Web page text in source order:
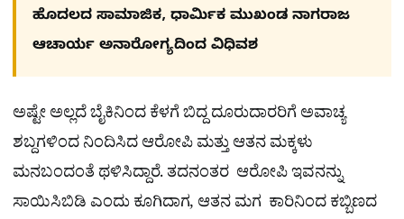
ಹೊದಲದ ಸಾಮಾಜಿಕ, ಧಾರ್ಮಿಕ ಮುಖಂಡ ನಾಗರಾಜ
ಆಚಾರ್ಯ ಅನಾರೋಗ್ಯದಿಂದ ವಿಧಿವಶ
ಅಷ್ಟೇ ಅಲ್ಲದೆ ಬೈಕಿನಿಂದ ಕೆಳಗೆ ಬಿದ್ದ ದೂರುದಾರರಿಗೆ ಅವಾಚ್ಯ
ಶಬ್ದಗಳಿಂದ ನಿಂದಿಸಿದ ಆರೋಪಿ ಮತ್ತು ಆತನ ಮಕ್ಕಳು
ಮನಬಂದಂತೆ ಥಳಿಸಿದ್ದಾರೆ. ತದನಂತರ ಆರೋಪಿ ಇವನನ್ನು
ಸಾಯಿಸಿಬಿಡಿ ಎಂದು ಕೂಗಿದಾಗ, ಆತನ ಮಗ ಕಾರಿನಿಂದ ಕಬ್ಬಿಣದ